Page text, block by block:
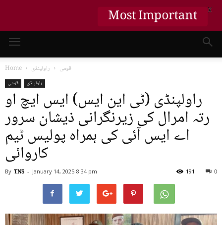
Home قومی راولپنڈی
قومی راولپنڈی
راولپنڈی (ٹی این ایس) ایس ایچ او
رتہ امرال کی زیرنگرانی ذیشان سرور
اے ایس آئی کی ہمراہ پولیس ٹیم
کاروائی
By TNS - January 14, 2025 8:34 pm 0
191
Most Important X